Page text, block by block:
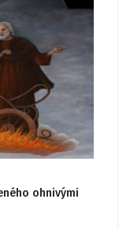
ohnivými